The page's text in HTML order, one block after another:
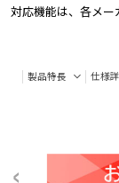
対応機能は、各メー
製品特長 仕様